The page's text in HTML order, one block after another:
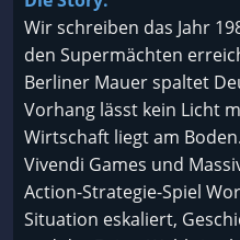
Wir schreiben das Jahr
den Supermächten
Berliner Mauer spaltet
Vorhang lässt kein Licht
Wirtschaft liegt am
Vivendi Games und
Action-Strategie-Spiel
Situation eskaliert,